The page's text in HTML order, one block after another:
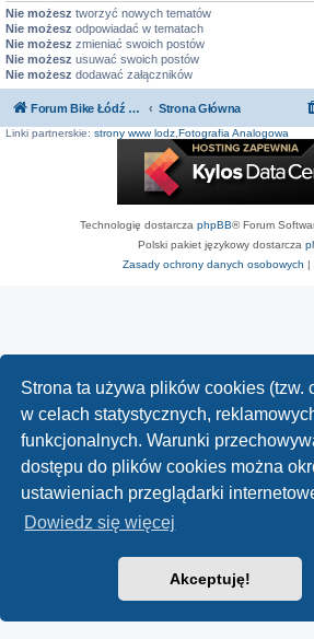
Strona ta używa plików cookies (tzw.
w celach statystycznych,
funkcjonalnych. Warunki
dostępu do plików cookies można
ustawieniach przeglądarki
Dowiedz się więcej
Akceptuję!
Nie możesz tworzyć nowych tematów
Nie możesz odpowiadać w tematach
Nie możesz zmieniać swoich postów
Nie możesz usuwać swoich postów
Nie możesz dodawać załączników
Forum Bike Łódź - Forum Rowerowe Łódź - Forum Szosowe - Forum MTB Strona Główna
Linki partnerskie: strony www lodz Fotografia Analogowa
Technologię dostarcza phpBB® Forum
Polski pakiet językowy dostarcza
Zasady ochrony danych osobowych |